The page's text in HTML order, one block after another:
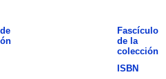
Fascículo
de la
colección
ISBN